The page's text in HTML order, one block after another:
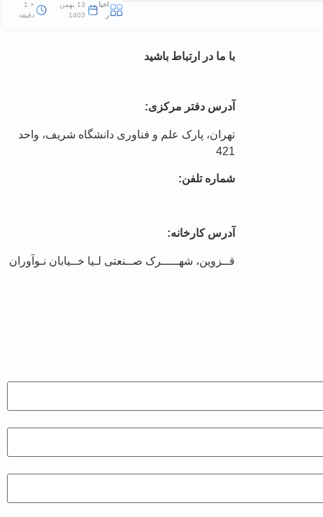
اخبا
ر
13 بهمن
1403
< 1
دقیقه
با ما در ارتباط باشید
آدرس دفتر مرکزی:
تهران، پارک علم و فناوری دانشگاه شریف، واحد
421
شماره تلفن:
آدرس کارخانه:
قــزوین، شهـــــرک صــنعتی لـیا خــیابان نـوآوران